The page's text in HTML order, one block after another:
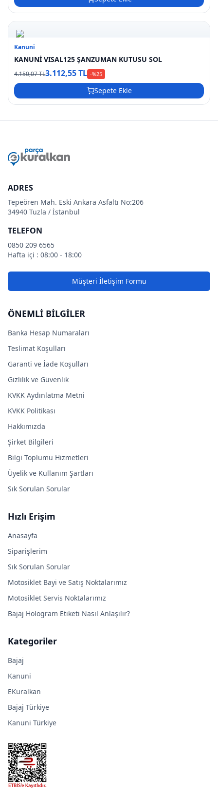
Kanuni
KANUNİ VISAL125 ŞANZUMAN KUTUSU SOL
4.150,07 TL3.112,55 TL -%25
Sepete Ekle
ADRES
Tepeören Mah. Eski Ankara Asfaltı No:206
34940 Tuzla / İstanbul
TELEFON
0850 209 6565
Hafta içi : 08:00 - 18:00
Müşteri İletişim Formu
ÖNEMLİ BİLGİLER
Banka Hesap Numaraları
Teslimat Koşulları
Garanti ve İade Koşulları
Gizlilik ve Güvenlik
KVKK Aydınlatma Metni
KVKK Politikası
Hakkımızda
Şirket Bilgileri
Bilgi Toplumu Hizmetleri
Üyelik ve Kullanım Şartları
Sık Sorulan Sorular
Hızlı Erişim
Anasayfa
Siparişlerim
Sık Sorulan Sorular
Motosiklet Bayi ve Satış Noktalarımız
Motosiklet Servis Noktalarımız
Bajaj Hologram Etiketi Nasıl Anlaşılır?
Kategoriler
Bajaj
Kanuni
EKuralkan
Bajaj Türkiye
Kanuni Türkiye